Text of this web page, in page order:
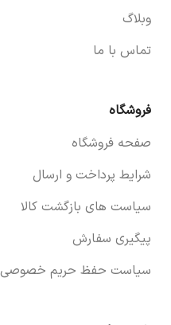
وبلاگ
تماس با ما
فروشگاه
صفحه فروشگاه
شرایط پرداخت و ارسال
سیاست های بازگشت کالا
پیگیری سفارش
سیاست حفظ حریم خصوصی